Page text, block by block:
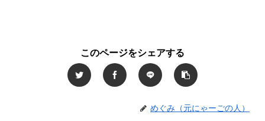
このページをシェアする
めぐみ（元にゃーごの人）